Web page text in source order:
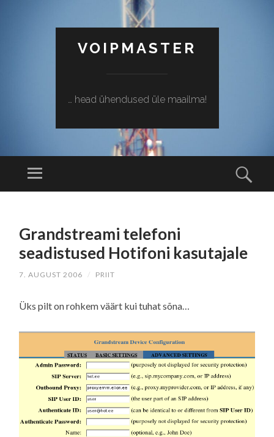
VOIPMASTER
… head ühendused üle maailma!
Menüü
EDASIGrandstreami telefoni
seadistused Hotifoni kasutajale
7. AUGUST 2006 / PRIIT
Üks pilt on rohkem väärt kui tuhat sõna…